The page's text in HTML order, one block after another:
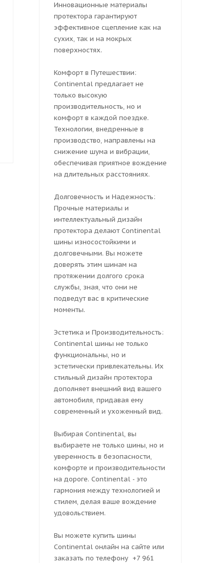
Grenlander Icehawke I
Нет в наличии
₽ 6 380
Инновационные материалы
протектора гарантируют
эффективное сцепление как на
сухих, так и на мокрых
поверхностях.
Комфорт в Путешествии:
Continental предлагает не
только высокую
производительность, но и
комфорт в каждой поездке.
Технологии, внедренные в
производство, направлены на
снижение шума и вибрации,
обеспечивая приятное вождение
на длительных расстояниях.
Долговечность и Надежность:
Прочные материалы и
интеллектуальный дизайн
протектора делают Continental
шины износостойкими и
долговечными. Вы можете
доверять этим шинам на
протяжении долгого срока
службы, зная, что они не
подведут вас в критические
моменты.
Эстетика и Производительность:
Continental шины не только
функциональны, но и
эстетически привлекательны. Их
стильный дизайн протектора
дополняет внешний вид вашего
автомобиля, придавая ему
современный и ухоженный вид.
Выбирая Continental, вы
выбираете не только шины, но и
уверенность в безопасности,
комфорте и производительности
на дороге. Continental - это
гармония между технологией и
стилем, делая ваше вождение
удовольствием.
Вы можете купить шины
Continental онлайн на сайте или
заказать по телефону +7 961